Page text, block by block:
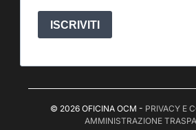
ISCRIVITI
© 2026 OFICINA OCM - PRIVACY E
AMMINISTRAZIONE